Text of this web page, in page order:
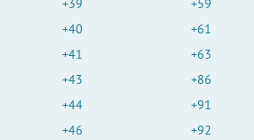
+39
+40
+41
+43
+44
+46
+59
+61
+63
+86
+91
+92